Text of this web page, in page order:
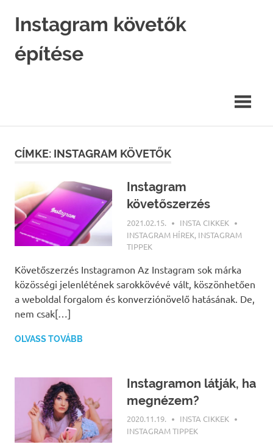
Instagram követők
építése
CÍMKE: INSTAGRAM KÖVETŐK
Instagram
követőszerzés
2021.02.15.
INSTA CIKKEK
INSTAGRAM HÍREK, INSTAGRAM
TIPPEK
Követőszerzés Instagramon Az Instagram sok márka
közösségi jelenlétének sarokkövévé vált, köszönhetően
a weboldal forgalom és konverziónövelő hatásának. De,
nem csak[…]
OLVASS TOVÁBB
Instagramon látják, ha
megnézem?
2020.11.19.
INSTA CIKKEK
INSTAGRAM TIPPEK